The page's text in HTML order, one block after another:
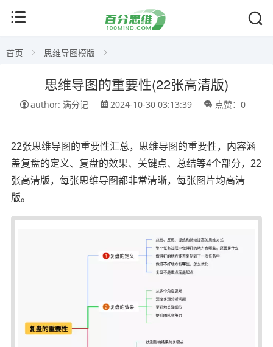
首页 思维导图模版
思维导图的重要性(22张高清版)
author: 满分记 2024-10-30 03:13:39 点赞：0
22张思维导图的重要性汇总，思维导图的重要性，内容涵
盖复盘的定义、复盘的效果、关键点、总结等4个部分，22
张高清版，每张思维导图都非常清晰，每张图片均高清
版。